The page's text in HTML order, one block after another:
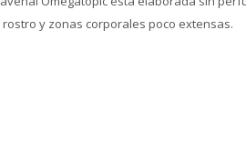
y zonas corporales poco extensas.